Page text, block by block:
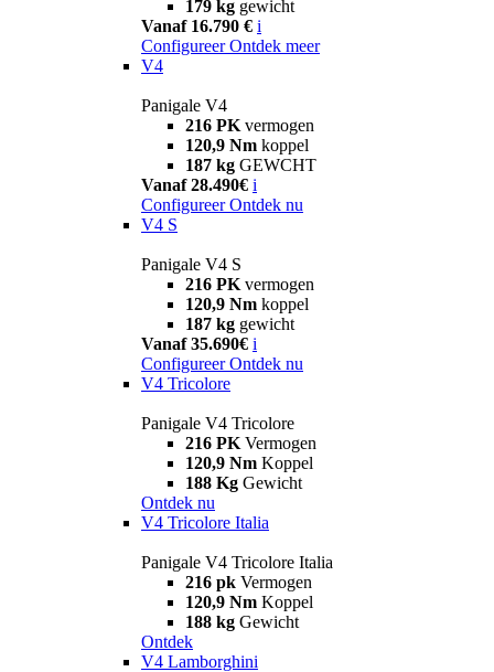
179 kg gewicht
Vanaf 16.790 € i
Configureer Ontdek meer
V4
Panigale V4
216 PK vermogen
120,9 Nm koppel
187 kg GEWCHT
Vanaf 28.490€ i
Configureer Ontdek nu
V4 S
Panigale V4 S
216 PK vermogen
120,9 Nm koppel
187 kg gewicht
Vanaf 35.690€ i
Configureer Ontdek nu
V4 Tricolore
Panigale V4 Tricolore
216 PK Vermogen
120,9 Nm Koppel
188 Kg Gewicht
Ontdek nu
V4 Tricolore Italia
Panigale V4 Tricolore Italia
216 pk Vermogen
120,9 Nm Koppel
188 kg Gewicht
Ontdek
V4 Lamborghini